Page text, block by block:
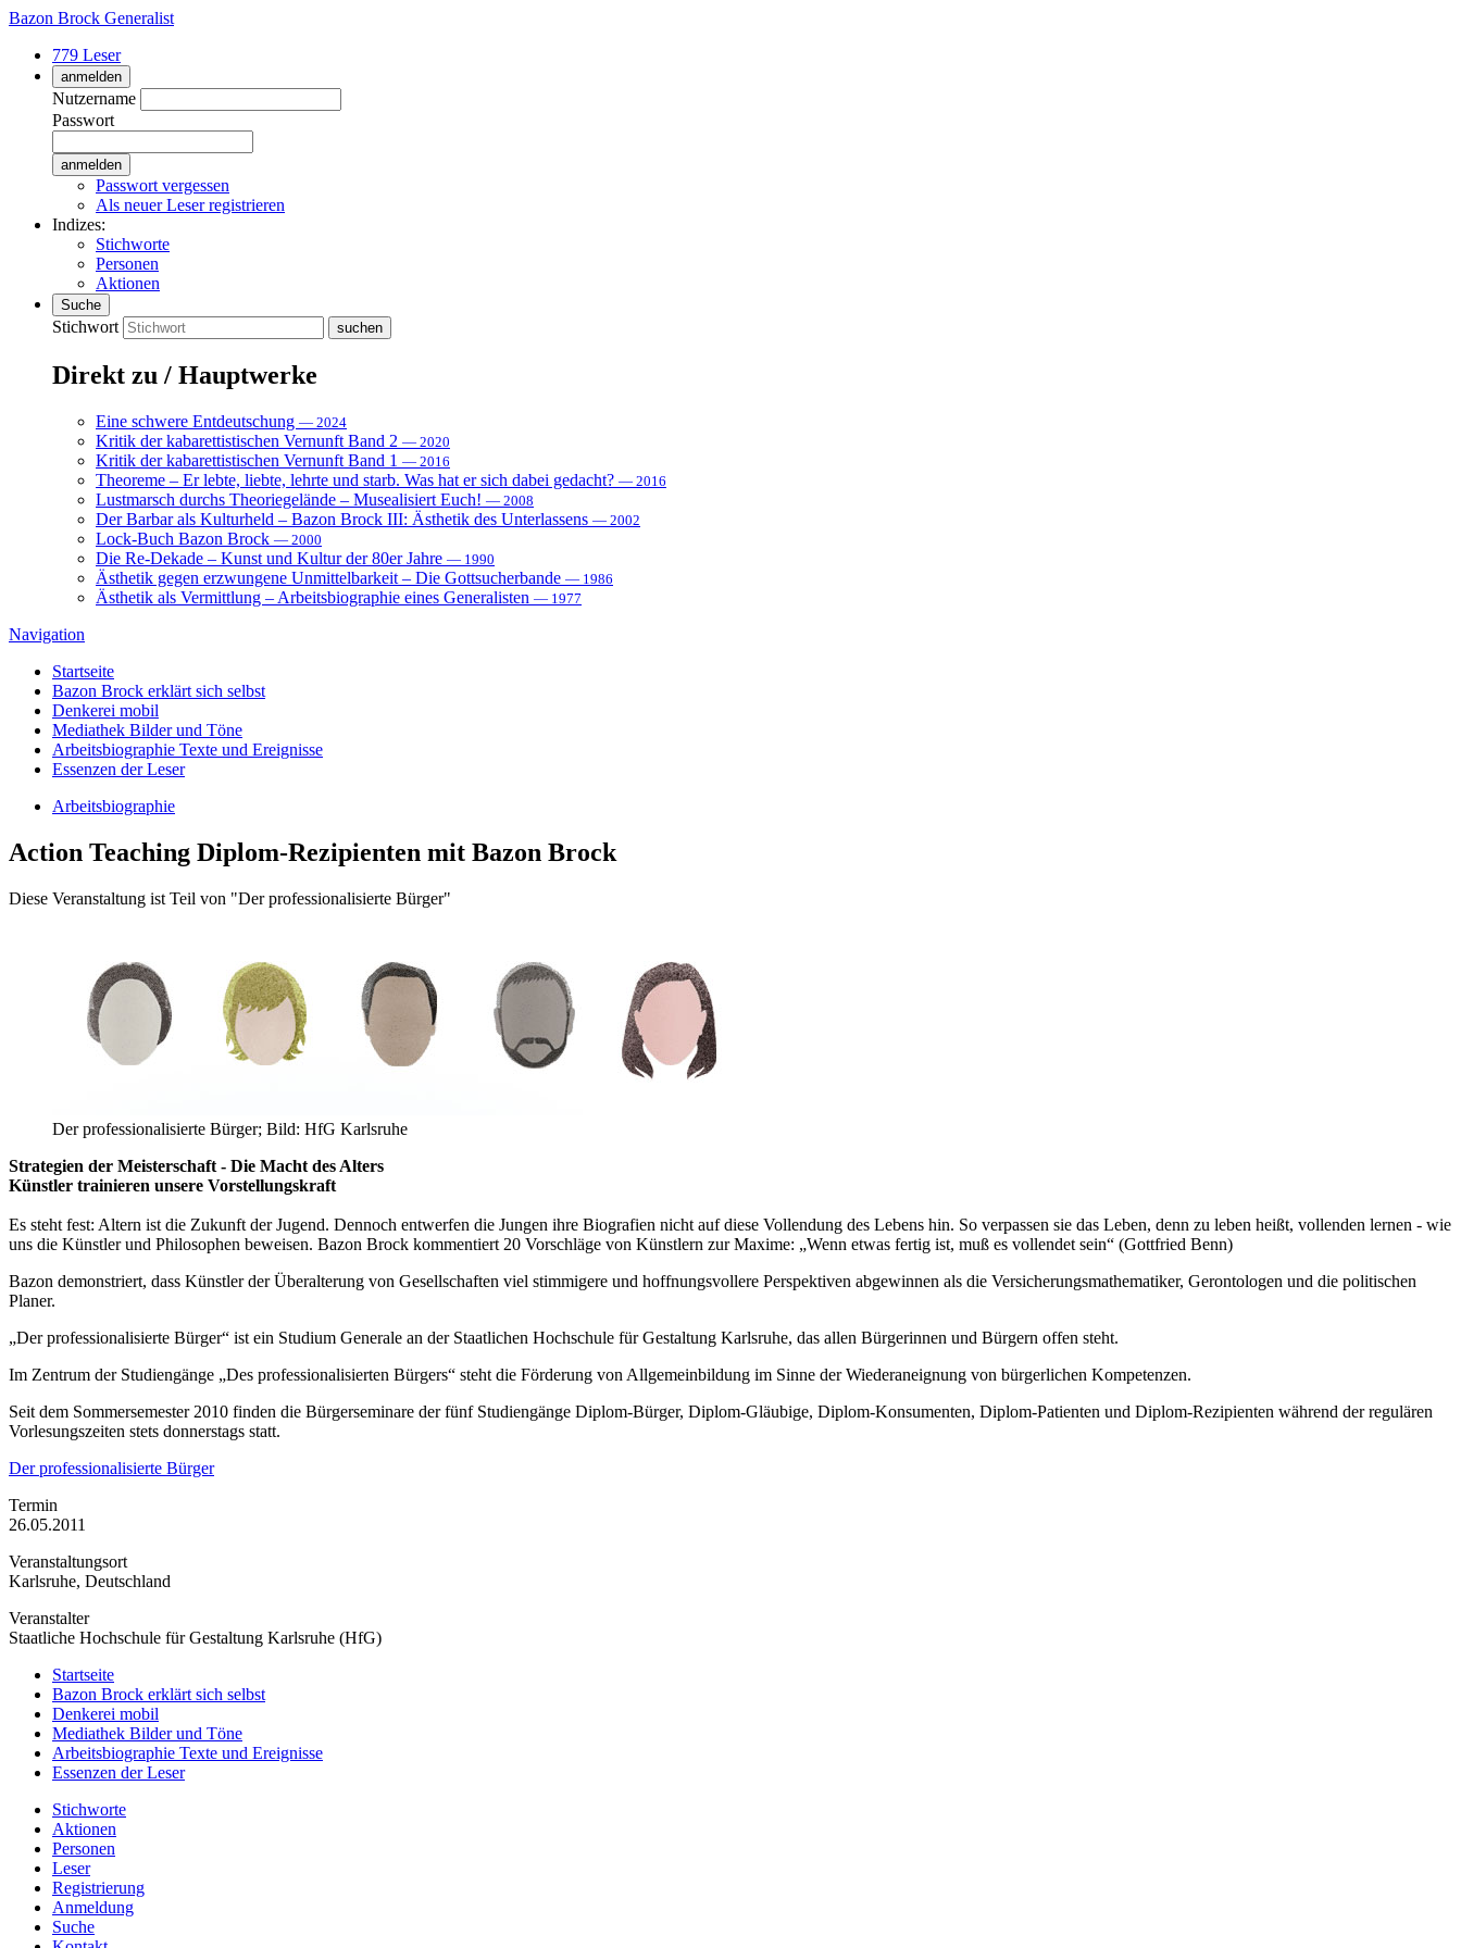
Bazon Brock Generalist
779 Leser
anmelden
Nutzername
Passwort
Passwort vergessen
Als neuer Leser registrieren
Indizes:
Stichworte
Personen
Aktionen
Suche
Stichwort
Direkt zu / Hauptwerke
Eine schwere Entdeutschung — 2024
Kritik der kabarettistischen Vernunft Band 2 — 2020
Kritik der kabarettistischen Vernunft Band 1 — 2016
Theoreme – Er lebte, liebte, lehrte und starb. Was hat er sich dabei gedacht? — 2016
Lustmarsch durchs Theoriegelände – Musealisiert Euch! — 2008
Der Barbar als Kulturheld – Bazon Brock III: Ästhetik des Unterlassens — 2002
Lock-Buch Bazon Brock — 2000
Die Re-Dekade – Kunst und Kultur der 80er Jahre — 1990
Ästhetik gegen erzwungene Unmittelbarkeit – Die Gottsucherbande — 1986
Ästhetik als Vermittlung – Arbeitsbiographie eines Generalisten — 1977
Navigation
Startseite
Bazon Brock erklärt sich selbst
Denkerei mobil
Mediathek Bilder und Töne
Arbeitsbiographie Texte und Ereignisse
Essenzen der Leser
Arbeitsbiographie
Action Teaching Diplom-Rezipienten mit Bazon Brock
Diese Veranstaltung ist Teil von "Der professionalisierte Bürger"
Der professionalisierte Bürger; Bild: HfG Karlsruhe
Strategien der Meisterschaft - Die Macht des Alters
Künstler trainieren unsere Vorstellungskraft
Es steht fest: Altern ist die Zukunft der Jugend. Dennoch entwerfen die Jungen ihre Biografien nicht auf diese Vollendung des Lebens hin. So verpassen sie das Leben, denn zu leben heißt, vollenden lernen - wie
uns die Künstler und Philosophen beweisen. Bazon Brock kommentiert 20 Vorschläge von Künstlern zur Maxime: „Wenn etwas fertig ist, muß es vollendet sein“ (Gottfried Benn)
Bazon demonstriert, dass Künstler der Überalterung von Gesellschaften viel stimmigere und hoffnungsvollere Perspektiven abgewinnen als die Versicherungsmathematiker, Gerontologen und die politischen
Planer.
„Der professionalisierte Bürger“ ist ein Studium Generale an der Staatlichen Hochschule für Gestaltung Karlsruhe, das allen Bürgerinnen und Bürgern offen steht.
Im Zentrum der Studiengänge „Des professionalisierten Bürgers“ steht die Förderung von Allgemeinbildung im Sinne der Wiederaneignung von bürgerlichen Kompetenzen.
Seit dem Sommersemester 2010 finden die Bürgerseminare der fünf Studiengänge Diplom-Bürger, Diplom-Gläubige, Diplom-Konsumenten, Diplom-Patienten und Diplom-Rezipienten während der regulären
Vorlesungszeiten stets donnerstags statt.
Der professionalisierte Bürger
Termin
26.05.2011
Veranstaltungsort
Karlsruhe, Deutschland
Veranstalter
Staatliche Hochschule für Gestaltung Karlsruhe (HfG)
Startseite
Bazon Brock erklärt sich selbst
Denkerei mobil
Mediathek Bilder und Töne
Arbeitsbiographie Texte und Ereignisse
Essenzen der Leser
Stichworte
Aktionen
Personen
Leser
Registrierung
Anmeldung
Suche